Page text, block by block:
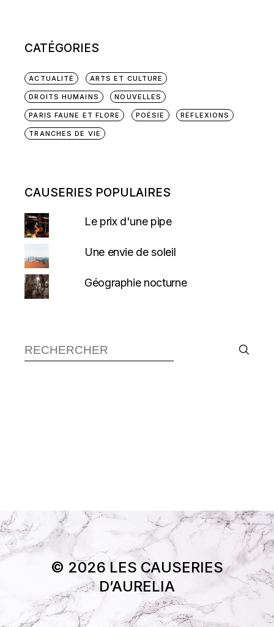
CATÉGORIES
ACTUALITÉ ARTS ET CULTURE
DROITS HUMAINS NOUVELLES
PARIS FAUNE ET FLORE POÉSIE RÉFLEXIONS
TRANCHES DE VIE
CAUSERIES POPULAIRES
Le prix d'une pipe
Une envie de soleil
Géographie nocturne
Recherche :
© 2026 LES CAUSERIES
D’AURELIA